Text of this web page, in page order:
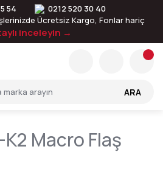
54
0212 520 30 40
Ücretsiz Kargo, Fonlar hariç
inceleyin →
ARA
Macro Flaş